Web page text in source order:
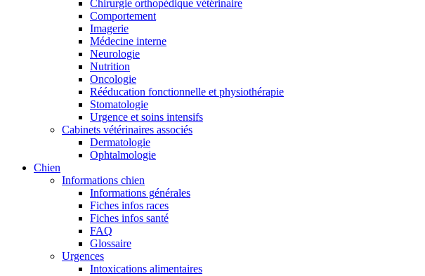
Chirurgie orthopédique vétérinaire
Comportement
Imagerie
Médecine interne
Neurologie
Nutrition
Oncologie
Rééducation fonctionnelle et physiothérapie
Stomatologie
Urgence et soins intensifs
Cabinets vétérinaires associés
Dermatologie
Ophtalmologie
Chien
Informations chien
Informations générales
Fiches infos races
Fiches infos santé
FAQ
Glossaire
Urgences
Intoxications alimentaires